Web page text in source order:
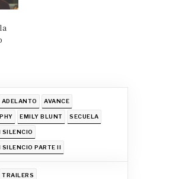
ADELANTO AVANCE
EMILY BLUNT SECUELA
SILENCIO
SILENCIO PARTE II
TRAILERS